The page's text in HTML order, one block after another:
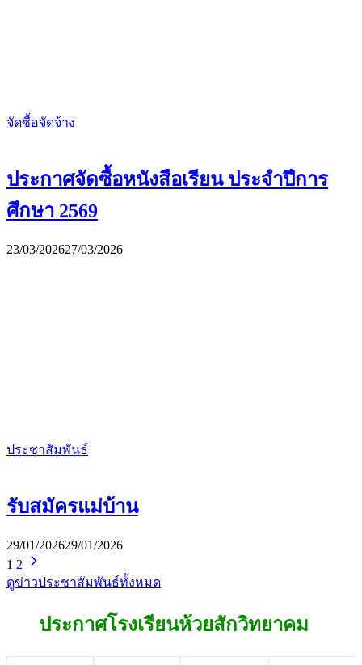
จัดซื้อจัดจ้าง
ประกาศจัดซื้อหนังสือเรียน ประจำปีการ
ศึกษา 2569
23/03/202627/03/2026
ประชาสัมพันธ์
รับสมัครแม่บ้าน
29/01/202629/01/2026
1 2
ดูข่าวประชาสัมพันธ์ทั้งหมด
ประกาศโรงเรียนห้วยสักวิทยาคม